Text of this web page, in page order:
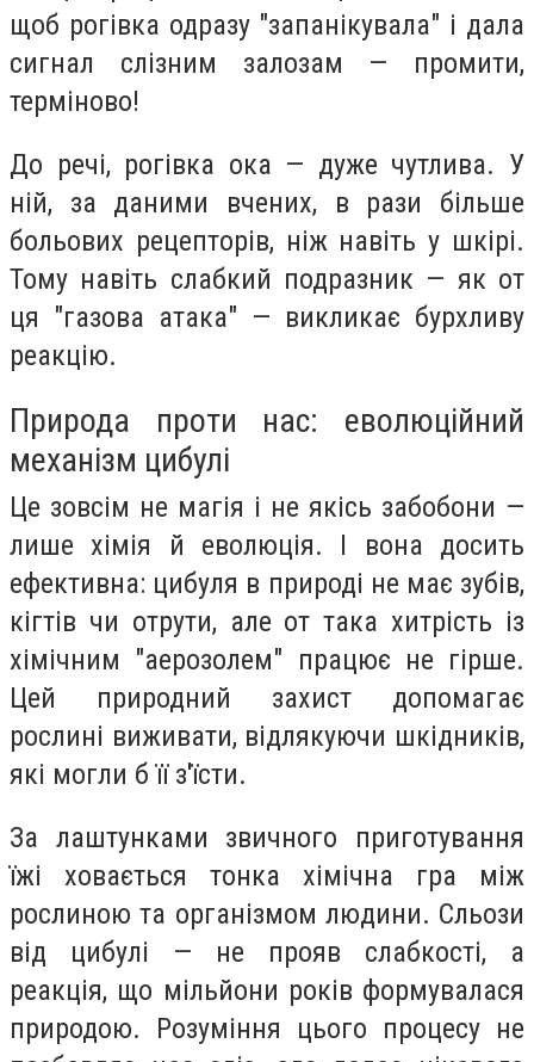
щоб рогівка одразу "запанікувала" і дала
сигнал слізним залозам — промити,
терміново!
До речі, рогівка ока — дуже чутлива. У
ній, за даними вчених, в рази більше
больових рецепторів, ніж навіть у шкірі.
Тому навіть слабкий подразник — як от
ця "газова атака" — викликає бурхливу
реакцію.
Природа проти нас: еволюційний
механізм цибулі
Це зовсім не магія і не якісь забобони —
лише хімія й еволюція. І вона досить
ефективна: цибуля в природі не має зубів,
кігтів чи отрути, але от така хитрість із
хімічним "аерозолем" працює не гірше.
Цей природний захист допомагає
рослині виживати, відлякуючи шкідників,
які могли б її з'їсти.
За лаштунками звичного приготування
їжі ховається тонка хімічна гра між
рослиною та організмом людини. Сльози
від цибулі — не прояв слабкості, а
реакція, що мільйони років формувалася
природою. Розуміння цього процесу не